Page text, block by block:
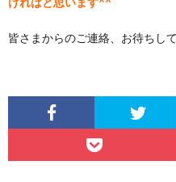
皆さまからのご連絡、お待ちして